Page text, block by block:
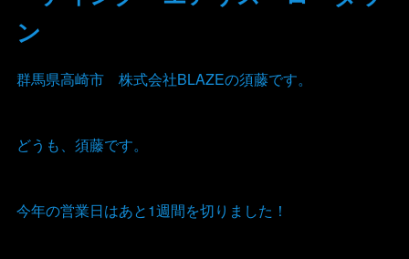
ン
群馬県高崎市 株式会社BLAZEの須藤です。
どうも、須藤です。
今年の営業日はあと1週間を切りました！